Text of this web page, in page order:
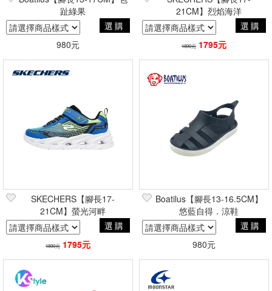
趾綠果
選購
980元
21CM】烈焰海洋
選購
1890元 1795元
SKECHERS【腳長17-
21CM】螢光河畔
選購
1890元 1795元
Boatilus【腳長13-16.5CM】
悠藍自得．涼鞋
選購
980元